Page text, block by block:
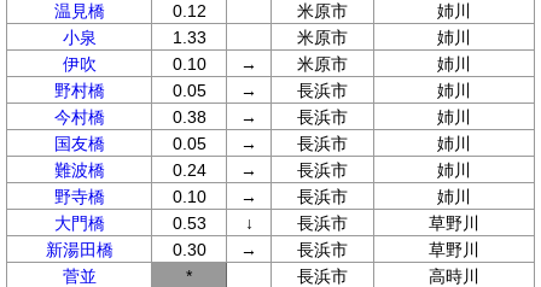
温見橋
0.12 米原市
姉川
小泉
1.33 米原市
姉川
伊吹
0.10 → 米原市
姉川
野村橋
0.05 → 長浜市
姉川
今村橋
0.38 → 長浜市
姉川
国友橋
0.05 → 長浜市
姉川
難波橋
0.24 → 長浜市
姉川
野寺橋
0.10 → 長浜市
姉川
大門橋
0.53 ↓ 長浜市
草野川
新湯田橋
0.30 → 長浜市
草野川
菅並
* 長浜市
高時川